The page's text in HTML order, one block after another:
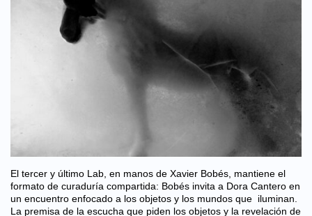
El tercer y último Lab, en manos de Xavier Bobés, mantiene el
formato de curaduría compartida: Bobés invita a Dora Cantero en
un encuentro enfocado a los objetos y los mundos que iluminan.
La premisa de la escucha que piden los objetos y la revelación de